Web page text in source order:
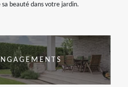
beauté dans votre jardin.